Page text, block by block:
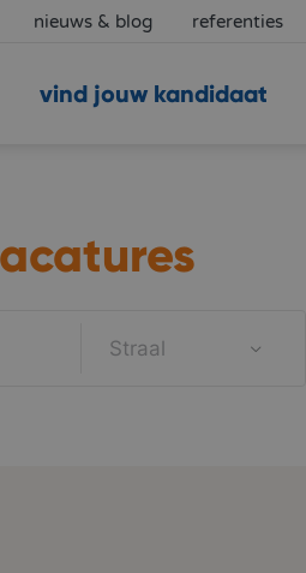
nieuws & blog referenties
vind jouw kandidaat
Straal